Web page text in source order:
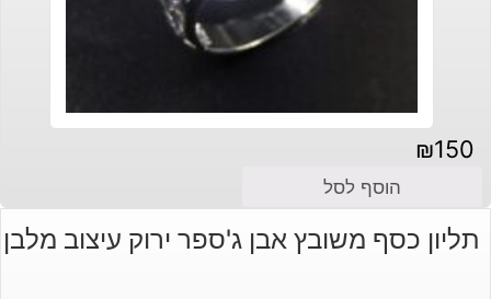
₪150
הוסף לסל
תליון כסף משובץ אבן ג'ספר ירוק עיצוב מלבן